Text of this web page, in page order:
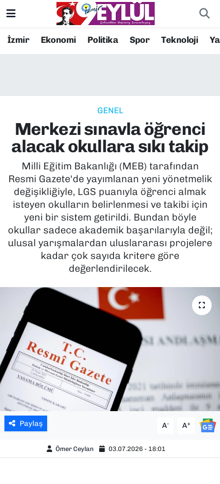
İzmir Ekonomi Politika Spor Teknoloji
GENEL
Merkezi sınavla öğrenci
alacak okullara sıkı takip
Milli Eğitim Bakanlığı (MEB) tarafından
Resmi Gazete'de yayımlanan yeni yönetmelik
değişikliğiyle, LGS puanıyla öğrenci almak
isteyen okulların belirlenmesi ve takibi için
yeni bir sistem getirildi. Bundan böyle
okullar sadece akademik başarılarıyla değil;
ulusal yarışmalardan uluslararası projelere
kadar çok sayıda kritere göre
değerlendirilecek.
Paylaş A- A+
Ömer Ceylan 03.07.2026 - 18:01
Resmi İlanlar
EKONOMİ
KÜLTÜR SANAT
MAGAZİN
POLİTİKA
SAĞLIK
TEKNOLOJİ
YEREL YÖNETİMLER
Konak Nöbetçi Eczaneler
Süper Lig Puan Durumu ve Fikstür
Tüm Manşetler
Son Dakika Haberleri
Haber Arşivi